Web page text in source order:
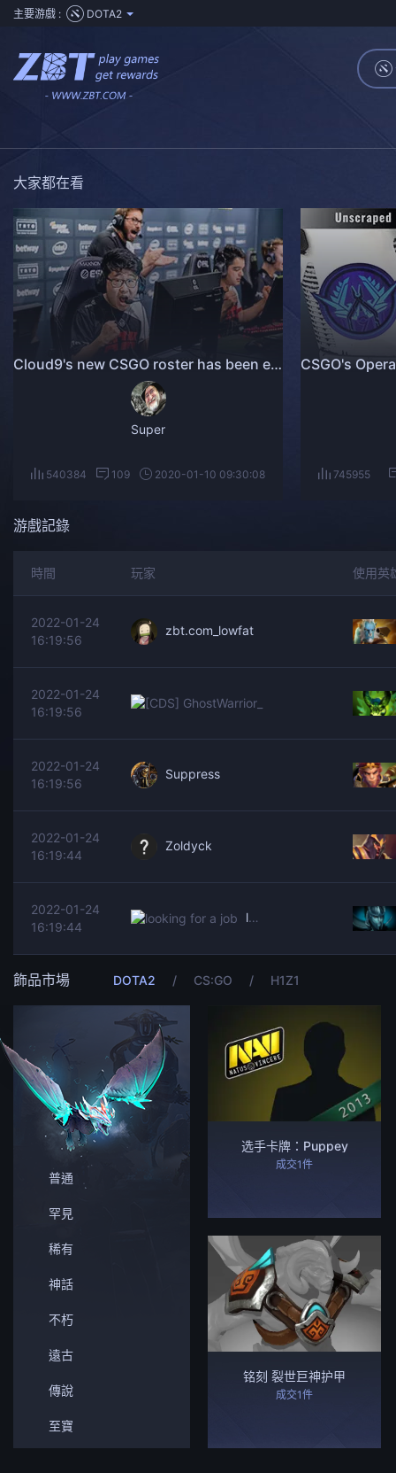
主要游戲 : DOTA2
大家都在看
Cloud9's new CSGO roster has been earning respect one win at a time
Super
540384 109 2020-01-10 09:30:08 745955
游戲記錄
時間 玩家 使用英
2022-01-24
16:19:56
zbt.com_lowfat
2022-01-24
16:19:56
[CDS]
2022-01-24
16:19:56
Suppress
2022-01-24
16:19:44
Zoldyck
2022-01-24
16:19:44
looking for a job
飾品市場 DOTA2 / CS:GO / H1Z1
普通
罕見
稀有
神話
不朽
遠古
傳說
至寶
选手卡牌：Puppey
成交1件
铭刻 裂世巨神护甲
成交1件